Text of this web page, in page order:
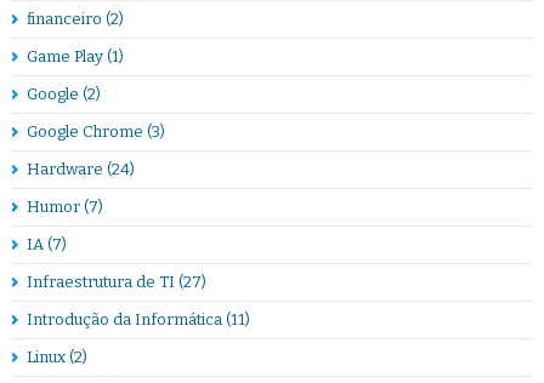
financeiro (2)
Game Play (1)
Google (2)
Google Chrome (3)
Hardware (24)
Humor (7)
IA (7)
Infraestrutura de TI (27)
Introdução da Informática (11)
Linux (2)